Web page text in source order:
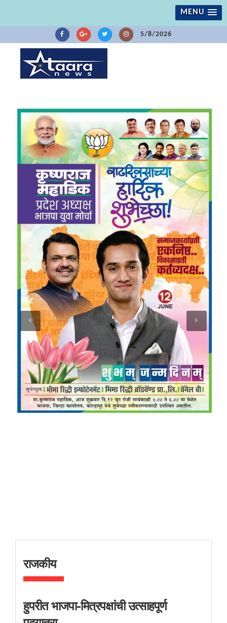
MENU
5/8/2026
राजकीय
हुपरीत भाजपा-मित्रपक्षांची उत्साहपूर्ण